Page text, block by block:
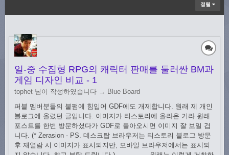
정렬
일-중 수집형 RPG의 캐릭터 판매를 둘러싼 BM과
게임 디자인 비교 - 1
tophet 님이 작성하였습니다 → Blue Board
퍼블 멤버분들의 불펌에 힘입어 GDF에도 개제합니다. 원래 제 개인
블로그에 올렸던 글입니다. 이미지가 티스토리에 올라온 거라 원래
포스트를 한번 방문하셨다가 GDF로 돌아오시면 이미지 잘 보일 겁
니다. (* Zerasion - PS. 데스크탑 브라우저는 티스토리 블로그 방문
후 재열람 시 이미지가 표시되지만, 모바일 브라우저에서는 표시되